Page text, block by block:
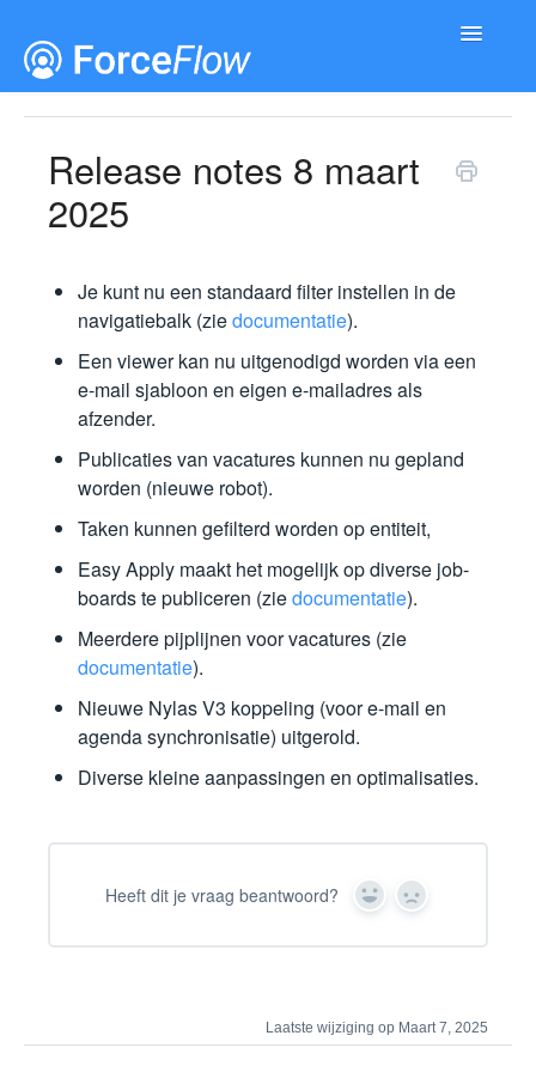
Toggle
Release notes 8 maart
2025
Je kunt nu een standaard filter instellen in de
navigatiebalk (ziedocumentatie).
Een viewer kan nu uitgenodigd worden via een
e-mail sjabloon en eigen e-mailadres als
afzender.
Publicaties van vacatures kunnen nu gepland
worden (nieuwe robot).
Taken kunnen gefilterd worden op entiteit,
Easy Apply maakt het mogelijk op diverse job-
boards te publiceren (ziedocumentatie).
Meerdere pijplijnen voor vacatures (zie
documentatie).
Nieuwe Nylas V3 koppeling (voor e-mail en
agenda synchronisatie) uitgerold.
Diverse kleine aanpassingen en optimalisaties.
Heeft dit je vraag beantwoord? Yes No
Laatste wijziging op Maart 7, 2025